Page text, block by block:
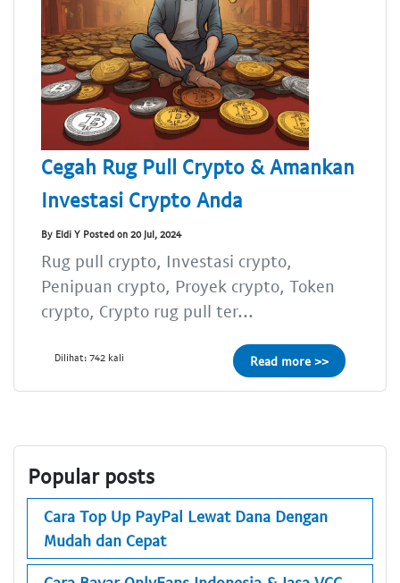
Cegah Rug Pull Crypto & Amankan
Investasi Crypto Anda
By Eldi Y Posted on 20 Jul, 2024
Rug pull crypto, Investasi crypto,
Penipuan crypto, Proyek crypto, Token
crypto, Crypto rug pull ter...
Dilihat: 742 kali Read more >>
Popular posts
Cara Top Up PayPal Lewat Dana Dengan
Mudah dan Cepat